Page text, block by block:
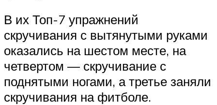
В их Топ-7 упражнений
скручивания с вытянутыми руками
оказались на шестом месте, на
четвертом — скручивание с
поднятыми ногами, а третье заняли
скручивания на фитболе.